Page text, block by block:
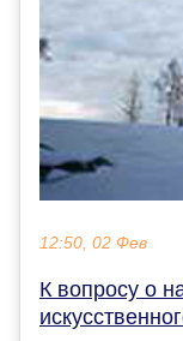
12:50, 02 Фев
К вопросу о